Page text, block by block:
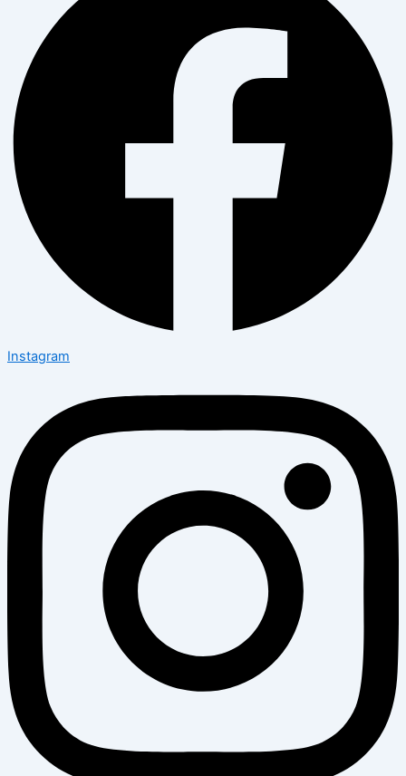
Instagram